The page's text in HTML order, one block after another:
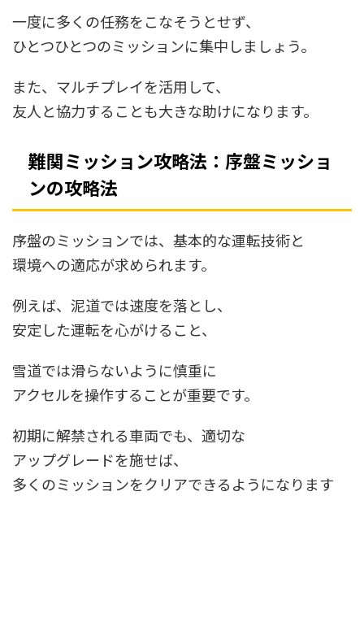
一度に多くの任務をこなそうとせず、
ひとつひとつのミッションに集中しましょう。
また、マルチプレイを活用して、
友人と協力することも大きな助けになります。
難関ミッション攻略法：序盤ミッショ
ンの攻略法
序盤のミッションでは、基本的な運転技術と
環境への適応が求められます。
例えば、泥道では速度を落とし、
安定した運転を心がけること、
雪道では滑らないように慎重に
アクセルを操作することが重要です。
初期に解禁される車両でも、適切な
アップグレードを施せば、
多くのミッションをクリアできるようになります